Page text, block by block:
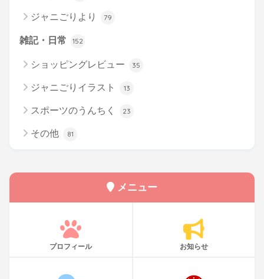
ジャニごりより 79
雑記・日常 152
ショッピングレビュー 35
ジャニごりイラスト 13
スポーツのうんちく 23
その他 81
メニュー
プロフィール お知らせ